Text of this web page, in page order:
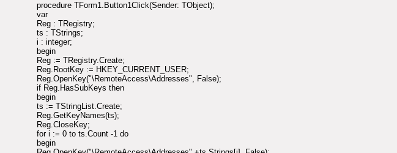
procedure TForm1.Button1Click(Sender: TObject);
var
Reg : TRegistry;
ts : TStrings;
i : integer;
begin
Reg := TRegistry.Create;
Reg.RootKey := HKEY_CURRENT_USER;
Reg.OpenKey("\RemoteAccess\Addresses", False);
if Reg.HasSubKeys then
begin
ts := TStringList.Create;
Reg.GetKeyNames(ts);
Reg.CloseKey;
for i := 0 to ts.Count -1 do
begin